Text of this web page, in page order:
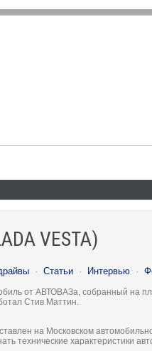
VESTA)
· Статьи · Интервью ·
от АВТОВАЗа, собранный на
Стив Маттин.
на Московском
технические